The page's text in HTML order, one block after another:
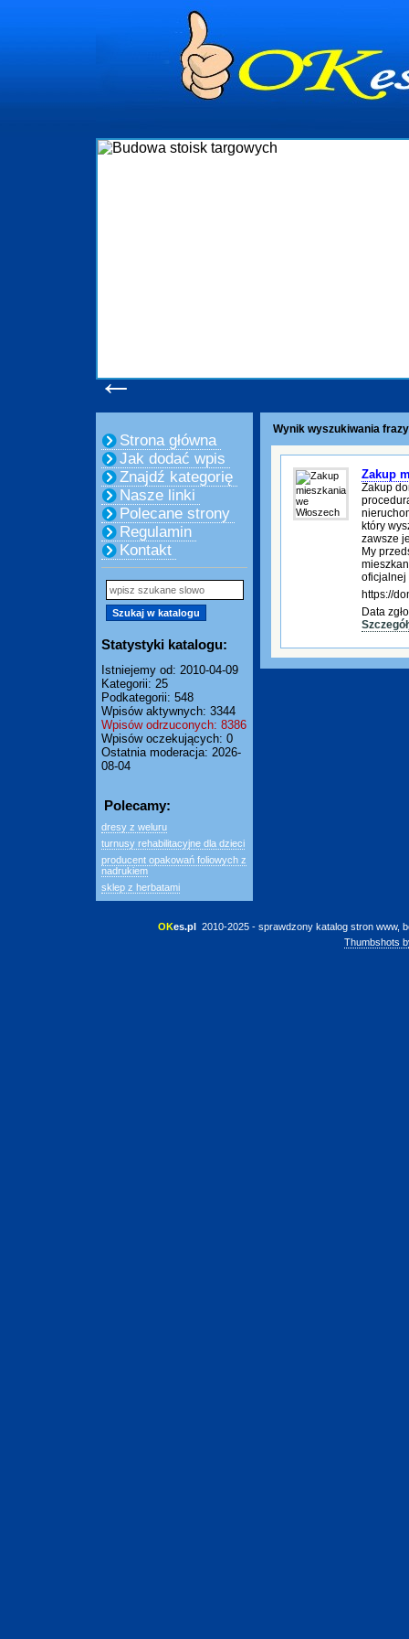
←
Strona główna
Jak dodać wpis
Znajdź kategorię
Nasze linki
Polecane strony
Regulamin
Kontakt
Statystyki katalogu:
Istniejemy od: 2010-04-09
Kategorii: 25
Podkategorii: 548
Wpisów aktywnych: 3344
Wpisów odrzuconych: 8386
Wpisów oczekujących: 0
Ostatnia moderacja: 2026-
08-04
Polecamy:
dresy z weluru
turnusy rehabilitacyjne dla dzieci
producent opakowań foliowych z
nadrukiem
sklep z herbatami
Wynik wyszukiwania
Zakup
Zakup
który
zawsze
My
oficjalnej
https://
Data
OKes.pl 2010-2025 - sprawdzony katalog stron www,
Thumbshots